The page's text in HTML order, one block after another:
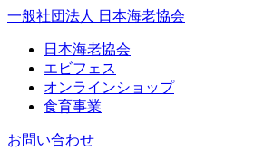
一般社団法人 日本海老協会
日本海老協会
エビフェス
オンラインショップ
食育事業
お問い合わせ